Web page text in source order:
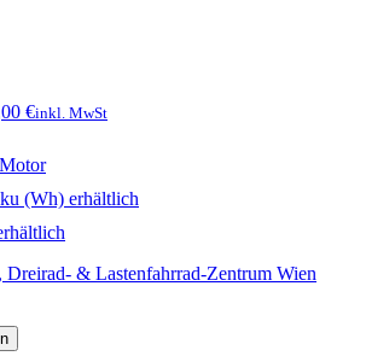
€inkl. MwSt
(Wh) erhältlich
& Lastenfahrrad-Zentrum Wien